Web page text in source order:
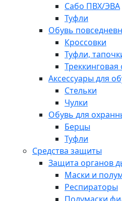
Сабо ПВХ/ЭВА
Туфли
Обувь
Кроссовки
Туфли,
Треккинговая
Аксессуары для
Стельки
Чулки
Обувь для
Берцы
Туфли
Средства защиты
Защита органов
Маски и
Респираторы